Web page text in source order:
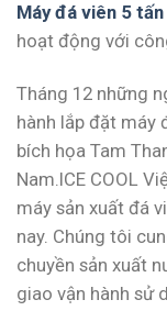
Máy đá viên 5
hoạt động với
Tháng 12 những
hành lắp đặt máy
bích họa Tam
Nam.ICE COOL
máy sản xuất đá
nay. Chúng tôi
chuyền sản xuất
giao vận hành sử